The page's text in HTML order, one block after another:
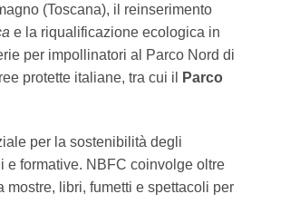
(Toscana), il reinserimento
e la riqualificazione ecologica in
per impollinatori al Parco Nord di
protette italiane, tra cui il
Parco
per la sostenibilità degli
e formative. NBFC coinvolge oltre
libri, fumetti e spettacoli per